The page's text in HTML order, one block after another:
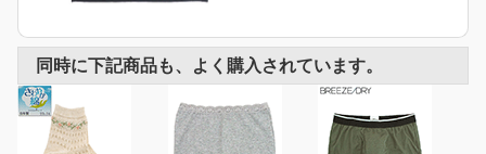
同時に下記商品も、よく購入されています。